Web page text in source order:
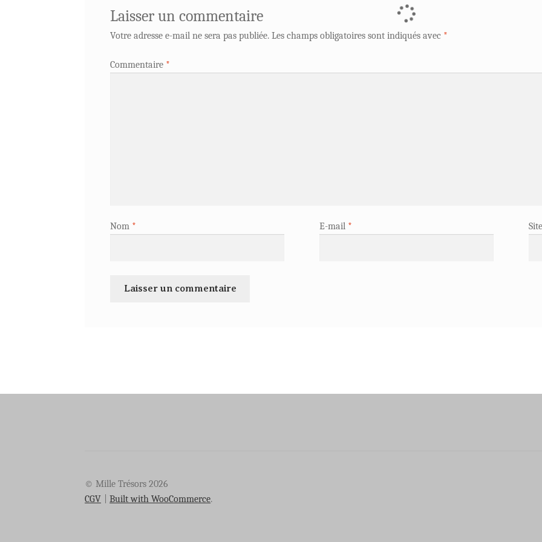
Laisser un commentaire
Votre adresse e-mail ne sera pas publiée. Les champs obligatoires sont indiqués avec *
Commentaire *
Nom * E-mail *
© Mille Trésors 2026
CGV
Built with WooCommerce.